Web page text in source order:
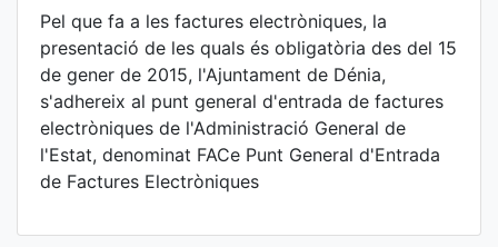
Pel que fa a les factures electròniques, la
presentació de les quals és obligatòria des del 15
de gener de 2015, l'Ajuntament de Dénia,
s'adhereix al punt general d'entrada de factures
electròniques de l'Administració General de
l'Estat, denominat FACe Punt General d'Entrada
de Factures Electròniques